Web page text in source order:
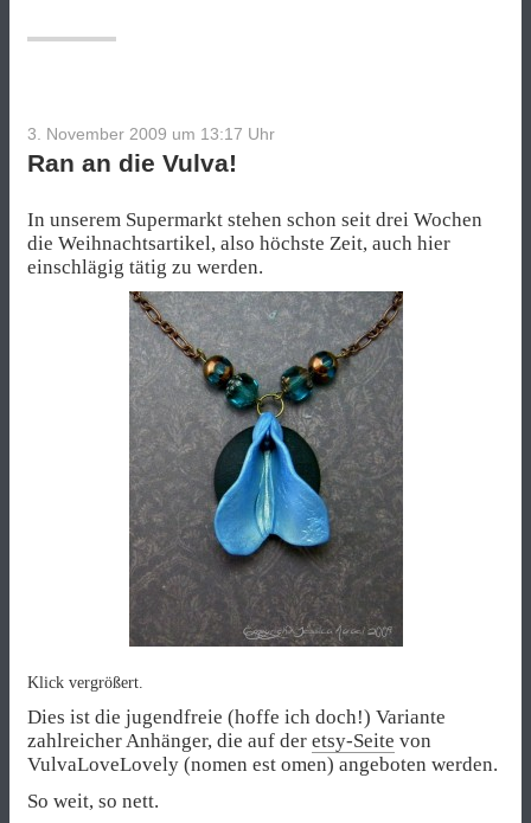
3. November 2009 um 13:17 Uhr
Ran an die Vulva!
In unserem Supermarkt stehen schon seit drei Wochen
die Weihnachtsartikel, also höchste Zeit, auch hier
einschlägig tätig zu werden.
Klick vergrößert.
Dies ist die jugendfreie (hoffe ich doch!) Variante
zahlreicher Anhänger, die auf der etsy-Seite von
VulvaLoveLovely (nomen est omen) angeboten werden.
So weit, so nett.